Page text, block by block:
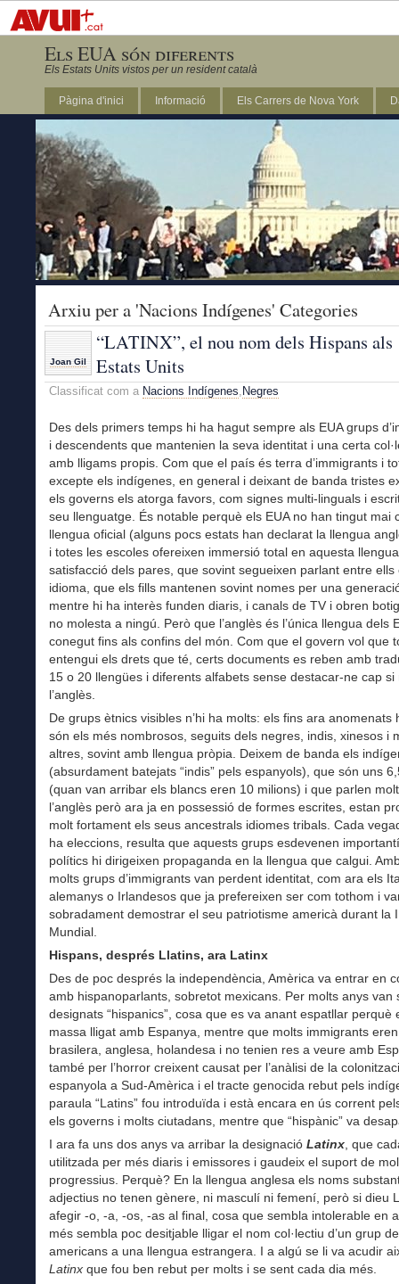
Els EUA són diferents
Els Estats Units vistos per un resident català
Pàgina d'inici Informació Els Carrers de Nova York
Arxiu per a 'Nacions Indígenes' Categories
Joan Gil
“LATINX”, el nou nom dels Hispans als
Estats Units
Classificat com a Nacions Indígenes, Negres
Des dels primers temps hi ha hagut sempre als EUA grups
i descendents que mantenien la seva identitat i una certa
amb lligams propis. Com que el país és terra d’immigrants i
excepte els indígenes, en general i deixant de banda tristes
els governs els atorga favors, com signes multi-linguals i
seu llenguatge. És notable perquè els EUA no han tingut mai
llengua oficial (alguns pocs estats han declarat la llengua
i totes les escoles ofereixen immersió total en aquesta
satisfacció dels pares, que sovint segueixen parlant entre ells
idioma, que els fills mantenen sovint nomes per una
mentre hi ha interès funden diaris, i canals de TV i obren
no molesta a ningú. Però que l’anglès és l’única llengua dels
conegut fins als confins del món. Com que el govern vol que
entengui els drets que té, certs documents es reben amb
15 o 20 llengües i diferents alfabets sense destacar-ne cap si
l’anglès.
De grups ètnics visibles n’hi ha molts: els fins ara anomenats
són els més nombrosos, seguits dels negres, indis, xinesos i
altres, sovint amb llengua pròpia. Deixem de banda els
(absurdament batejats “indis” pels espanyols), que són uns
(quan van arribar els blancs eren 10 milions) i que parlen
l’anglès però ara ja en possessió de formes escrites, estan
molt fortament els seus ancestrals idiomes tribals. Cada
ha eleccions, resulta que aquests grups esdevenen
polítics hi dirigeixen propaganda en la llengua que calgui.
molts grups d’immigrants van perdent identitat, com ara els
alemanys o Irlandesos que ja prefereixen ser com tothom i
sobradament demostrar el seu patriotisme americà durant la
Mundial.
Hispans, després Llatins, ara Latinx
Des de poc després la independència, Amèrica va entrar en
amb hispanoparlants, sobretot mexicans. Per molts anys van
designats “hispanics”, cosa que es va anant espatllar perquè
massa lligat amb Espanya, mentre que molts immigrants
brasilera, anglesa, holandesa i no tenien res a veure amb
també per l’horror creixent causat per l’anàlisi de la
espanyola a Sud-Amèrica i el tracte genocida rebut pels
paraula “Latins” fou introduïda i està encara en ús corrent
els governs i molts ciutadans, mentre que “hispànic” va
I ara fa uns dos anys va arribar la designació Latinx, que
utilitzada per més diaris i emissores i gaudeix el suport de
progressius. Perquè? En la llengua anglesa els noms
adjectius no tenen gènere, ni masculí ni femení, però si dieu
afegir -o, -a, -os, -as al final, cosa que sembla intolerable en
més sembla poc desitjable lligar el nom col·lectiu d’un grup
americans a una llengua estrangera. I a algú se li va acudir
Latinx que fou ben rebut per molts i se sent cada dia més.